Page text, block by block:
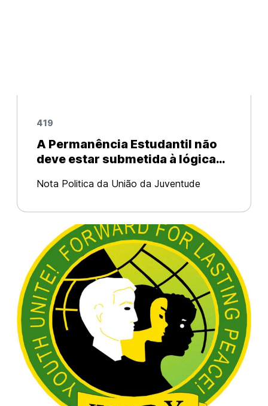
419
A Permanência Estudantil não
deve estar submetida à lógica
bolsificação.
Nota Politica da União da Juventude
marcado por um golpe histórico contra
as/os estudantes das Universidades
Estaduais Baianas (Ueba) com a
implementação do “Mais